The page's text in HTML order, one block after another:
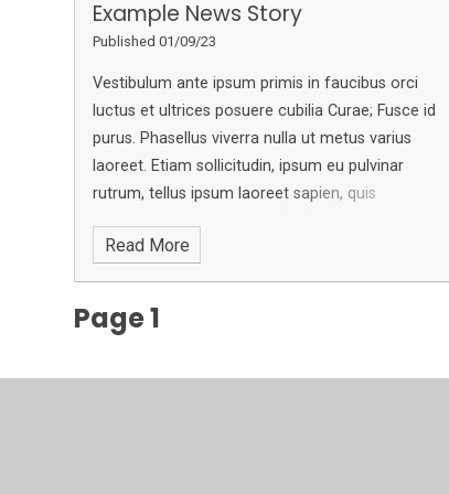
Example News Story
Published 01/09/23
Vestibulum ante ipsum primis in faucibus orci
luctus et ultrices posuere cubilia Curae; Fusce id
purus. Phasellus viverra nulla ut metus varius
laoreet. Etiam sollicitudin, ipsum eu pulvinar
rutrum, tellus ipsum laoreet sapien, quis
Sed mollis, eros et ultrices tempus, mauris ipsum
Nullam accumsan lorem in dui. In dui magna,
posuere eget, vestibulum et, tempor auctor,
Read More
Page 1